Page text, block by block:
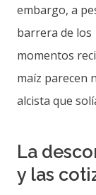
embargo, a
barrera de los
momentos
maíz parecen
alcista que
La
y las